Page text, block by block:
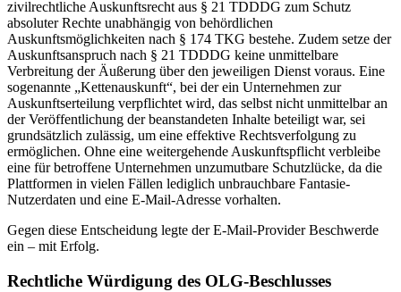
zivilrechtliche Auskunftsrecht aus § 21 TDDDG zum Schutz
absoluter Rechte unabhängig von behördlichen
Auskunftsmöglichkeiten nach § 174 TKG bestehe. Zudem setze der
Auskunftsanspruch nach § 21 TDDDG keine unmittelbare
Verbreitung der Äußerung über den jeweiligen Dienst voraus. Eine
sogenannte „Kettenauskunft“, bei der ein Unternehmen zur
Auskunftserteilung verpflichtet wird, das selbst nicht unmittelbar an
der Veröffentlichung der beanstandeten Inhalte beteiligt war, sei
grundsätzlich zulässig, um eine effektive Rechtsverfolgung zu
ermöglichen. Ohne eine weitergehende Auskunftspflicht verbleibe
eine für betroffene Unternehmen unzumutbare Schutzlücke, da die
Plattformen in vielen Fällen lediglich unbrauchbare Fantasie-
Nutzerdaten und eine E-Mail-Adresse vorhalten.
Gegen diese Entscheidung legte der E-Mail-Provider Beschwerde
ein – mit Erfolg.
Rechtliche Würdigung des OLG-Beschlusses